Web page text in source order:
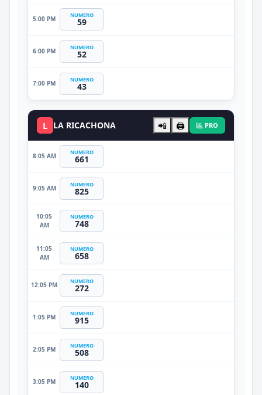
5:00 PM NUMERO
59
6:00 PM NUMERO
52
7:00 PM NUMERO
43
L LA RICACHONA 📲 🖨️ PRO
8:05 AM NUMERO
661
9:05 AM NUMERO
825
10:05
AM
NUMERO
748
11:05
AM
NUMERO
658
12:05 PM NUMERO
272
1:05 PM NUMERO
915
2:05 PM NUMERO
508
3:05 PM NUMERO
140